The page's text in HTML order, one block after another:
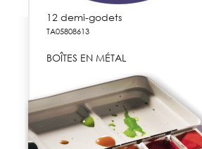
12 demi-godets
TA05808613
BOÎTES EN MÉTAL